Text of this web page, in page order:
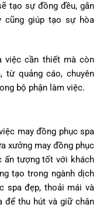
tạo sự đồng đều, gắn
cũng giúp tạo sự hòa
việc cần thiết mà còn
quảng cáo, chuyên
bộ phận làm việc.
may đồng phục spa
xưởng may đồng phục
ấn tượng tốt với khách
tạo trong ngành dịch
spa đẹp, thoải mái và
để thu hút và giữ chân